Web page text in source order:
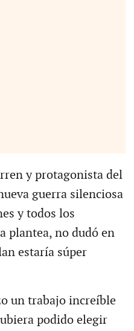
y protagonista del
guerra silenciosa
y todos los
plantea, no dudó en
estaría súper
un trabajo increíble
podido elegir